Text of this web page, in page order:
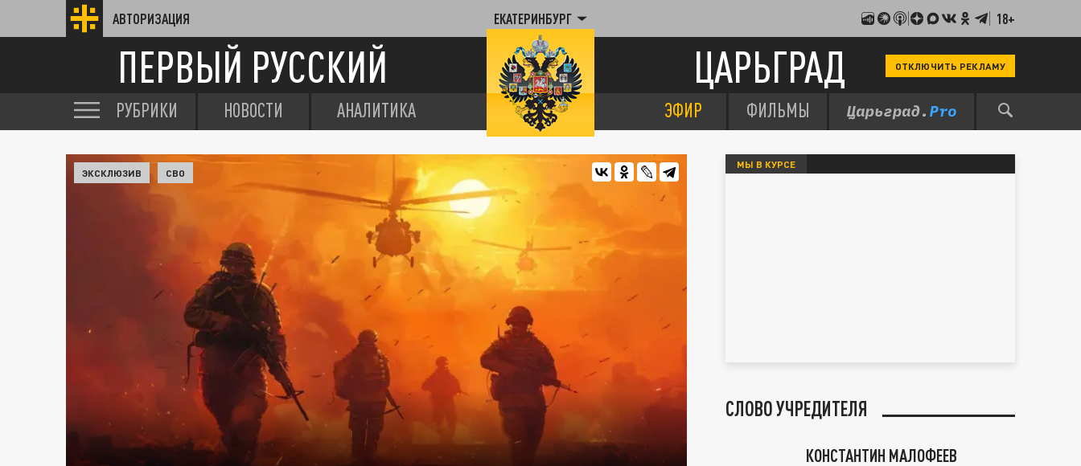
АВТОРИЗАЦИЯ ЕКАТЕРИНБУРГ 18+
ПЕРВЫЙ РУССКИЙ ЦАРЬГРАД ОТКЛЮЧИТЬ РЕКЛАМУ
РУБРИКИ НОВОСТИ АНАЛИТИКА ЭФИР ФИЛЬМЫ
ЭКСКЛЮЗИВ СВО
МЫ В КУРСЕ
СЛОВО УЧРЕДИТЕЛЯ
КОНСТАНТИН МАЛОФЕЕВ